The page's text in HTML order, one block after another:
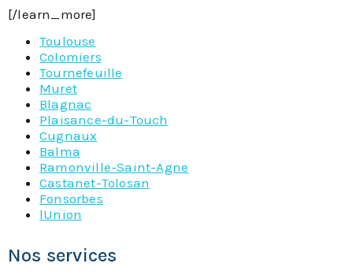
[/learn_more]
Toulouse
Colomiers
Tournefeuille
Muret
Blagnac
Plaisance-du-Touch
Cugnaux
Balma
Ramonville-Saint-Agne
Castanet-Tolosan
Fonsorbes
lUnion
Nos services